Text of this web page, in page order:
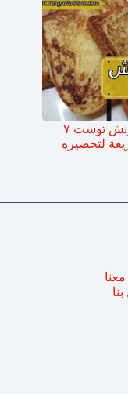
طريقة الفرنش توست ٧
لتحضيره
معنا